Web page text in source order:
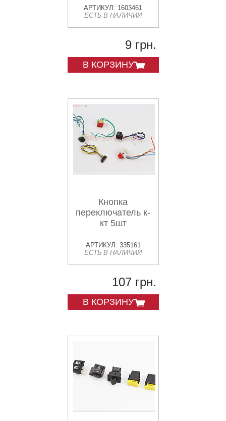
АРТИКУЛ: 1603461
ЕСТЬ В НАЛИЧИИ
9 грн.
В КОРЗИНУ
Кнопка
переключатель к-
кт 5шт
АРТИКУЛ: 335161
ЕСТЬ В НАЛИЧИИ
107 грн.
В КОРЗИНУ